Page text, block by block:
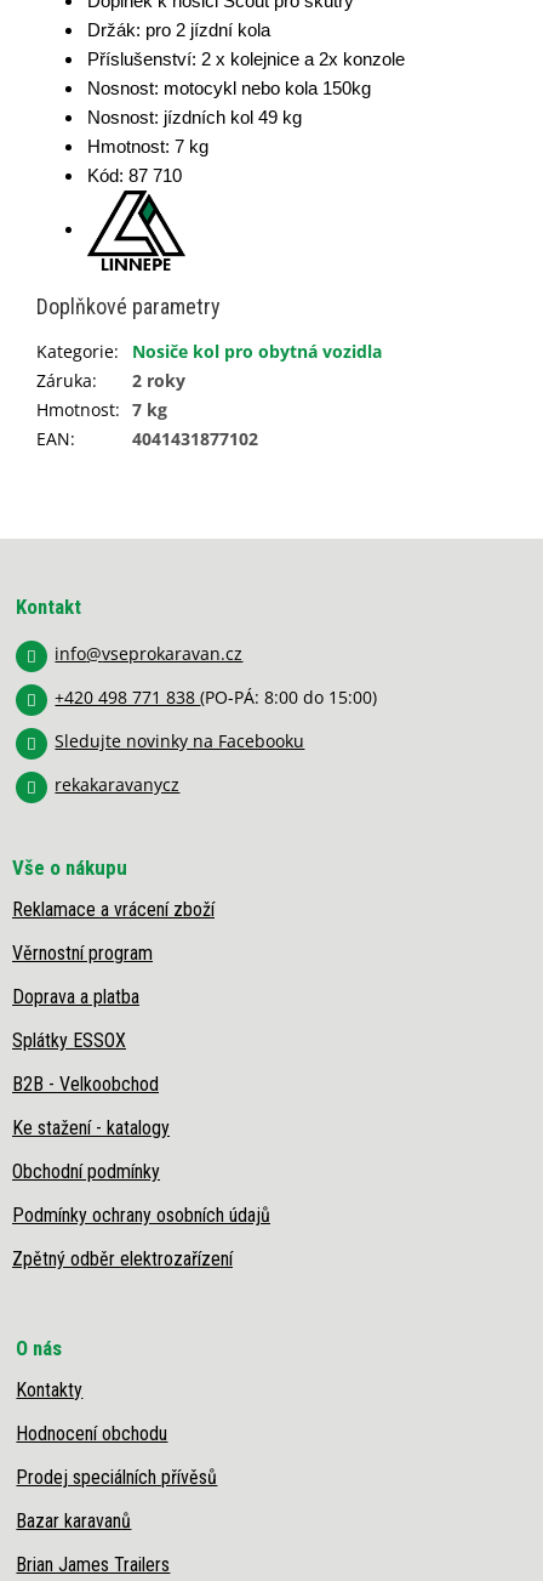
Držák: pro 2 jízdní kola
Příslušenství: 2 x kolejnice a 2x konzole
Nosnost: motocykl nebo kola 150kg
Nosnost: jízdních kol 49 kg
Hmotnost: 7 kg
Kód: 87 710
Doplňkové parametry
Kategorie:
Nosiče kol pro obytná vozidla
Záruka:
2 roky
Hmotnost: 7 kg
EAN: 4041431877102
Kontakt
info@vseprokaravan.cz
+420 498 771 838(PO-PÁ: 8:00 do 15:00)
Sledujte novinky na Facebooku
rekakaravanycz
Vše o nákupu
Reklamace a vrácení zboží
Věrnostní program
Doprava a platba
Splátky ESSOX
B2B - Velkoobchod
Ke stažení - katalogy
Obchodní podmínky
Podmínky ochrany osobních údajů
Zpětný odběr elektrozařízení
O nás
Kontakty
Hodnocení obchodu
Prodej speciálních přívěsů
Bazar karavanů
Brian James Trailers